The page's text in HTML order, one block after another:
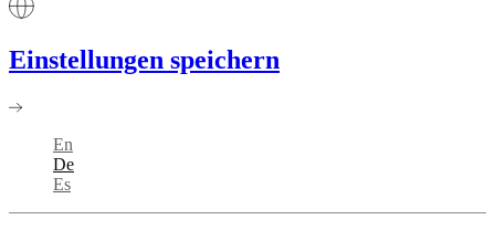
Einstellungen speichern
En
De
Es